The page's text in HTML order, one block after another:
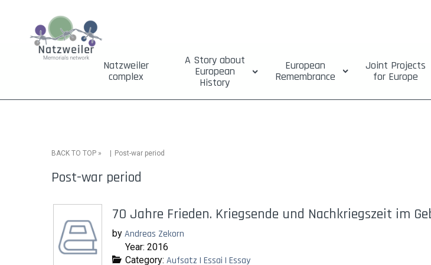
Natzweiler
complex
A Story about
European
History
European
Remembrance
Joint Projects
for Europe
BACK TO TOP » Post-war period
Post-war period
70 Jahre Frieden. Kriegsende und Nachkriegszeit im
by Andreas Zekorn
Year: 2016
Category: Aufsatz | Essai | Essay